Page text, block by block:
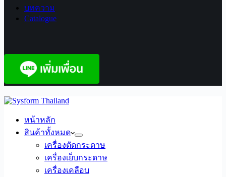
บทความ
Catalogue
หน้าหลัก
สินค้าทั้งหมด
เครื่องตัดกระดาษ
เครื่องเย็บกระดาษ
เครื่องเคลือบ